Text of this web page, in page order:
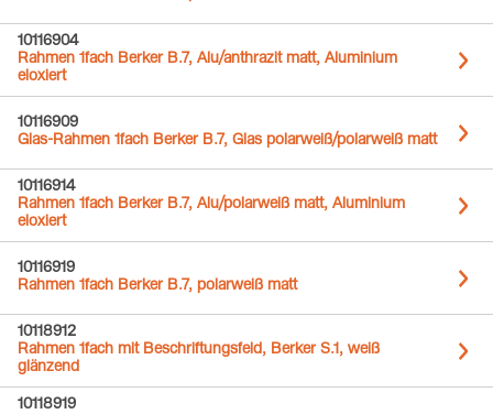
10116904
Rahmen 1fach Berker B.7, Alu/anthrazit matt, Aluminium
eloxiert
10116909
Glas-Rahmen 1fach Berker B.7, Glas polarweiß/polarweiß matt
10116914
Rahmen 1fach Berker B.7, Alu/polarweiß matt, Aluminium
eloxiert
10116919
Rahmen 1fach Berker B.7, polarweiß matt
10118912
Rahmen 1fach mit Beschriftungsfeld, Berker S.1, weiß
glänzend
10118919